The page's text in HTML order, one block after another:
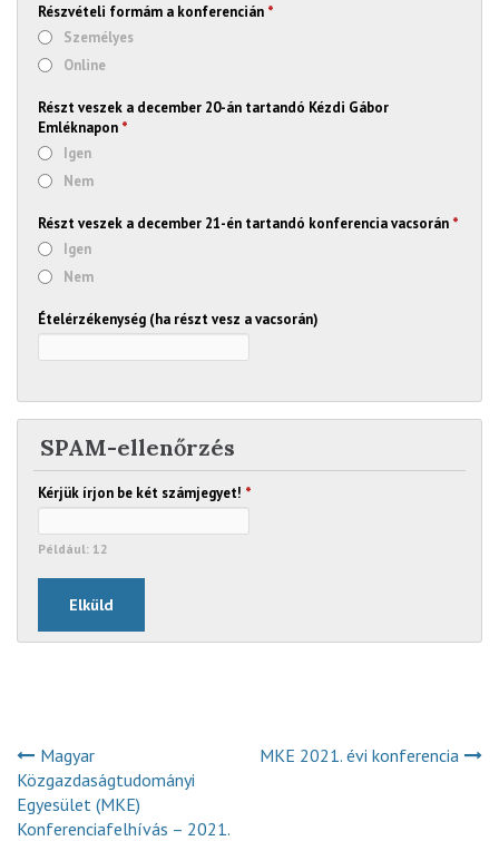
Részvételi formám a konferencián *
Személyes
Online
Részt veszek a december 20-án tartandó Kézdi Gábor
Emléknapon *
Igen
Nem
Részt veszek a december 21-én tartandó konferencia vacsorán *
Igen
Nem
Ételérzékenység (ha részt vesz a vacsorán)
SPAM-ellenőrzés
Kérjük írjon be két számjegyet! *
Például: 12
Magyar
Közgazdaságtudományi
Egyesület (MKE)
Konferenciafelhívás – 2021.
MKE 2021. évi konferencia